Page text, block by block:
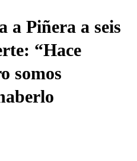
a Piñera a seis
“Hace
somos